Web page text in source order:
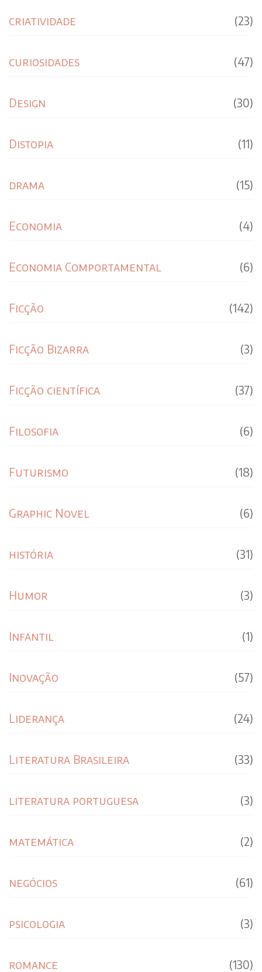
criatividade (23)
curiosidades (47)
Design (30)
Distopia (11)
drama (15)
Economia (4)
Economia Comportamental (6)
Ficção (142)
Ficção Bizarra (3)
Ficção científica (37)
Filosofia (6)
Futurismo (18)
Graphic Novel (6)
história (31)
Humor (3)
Infantil (1)
Inovação (57)
Liderança (24)
Literatura Brasileira (33)
literatura portuguesa (3)
matemática (2)
negócios (61)
psicologia (3)
romance (130)